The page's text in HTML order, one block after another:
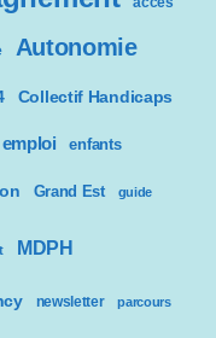
Autonomie
Collectif Handicaps
emploi enfants
Grand Est guide
MDPH
newsletter parcours